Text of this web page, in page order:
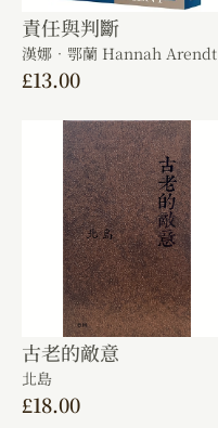
責任與判斷
漢娜．鄂蘭 Hannah Arendt
£13.00
古老的敵意
北島
£18.00